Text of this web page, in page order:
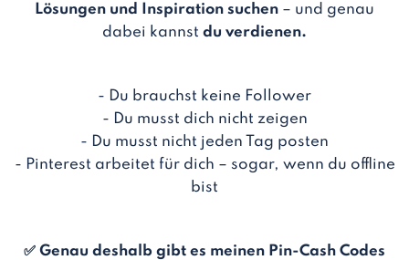
Lösungen und Inspiration suchen – und genau
dabei kannst du verdienen.
- Du brauchst keine Follower
- Du musst dich nicht zeigen
- Du musst nicht jeden Tag posten
- Pinterest arbeitet für dich – sogar, wenn du offline
bist
✅ Genau deshalb gibt es meinen Pin-Cash Codes